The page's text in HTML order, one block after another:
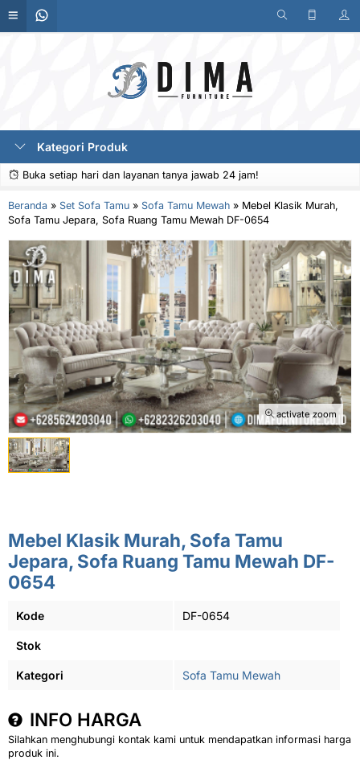
Kategori Produk
Buka setiap hari dan layanan tanya jawab 24 jam!
Beranda » Set Sofa Tamu » Sofa Tamu Mewah » Mebel Klasik Murah,
Sofa Tamu Jepara, Sofa Ruang Tamu Mewah DF-0654
activate zoom
Mebel Klasik Murah, Sofa Tamu
Jepara, Sofa Ruang Tamu Mewah DF-
0654
Kode DF-0654
Stok
Kategori Sofa Tamu Mewah
INFO HARGA
Silahkan menghubungi kontak kami untuk mendapatkan informasi harga
produk ini.